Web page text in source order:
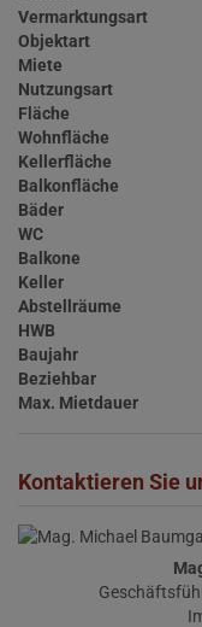
Vermarktungsart
Objektart
Miete
Nutzungsart
Fläche
Wohnfläche
Kellerfläche
Balkonfläche
Bäder
WC
Balkone
Keller
Abstellräume
HWB
Baujahr
Beziehbar
Max. Mietdauer
Kontaktieren Sie